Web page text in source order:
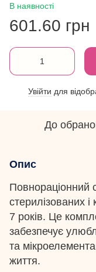
В наявності
601.60 грн
Увійти для
До
Опис
Повнораціонний
стерилізованих
7 років. Це
забезпечує
та
життя.